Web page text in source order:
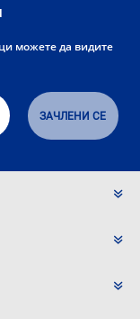
можете да видите